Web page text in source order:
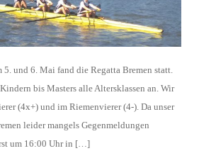
5. und 6. Mai fand die Regatta Bremen statt.
bis Masters alle Altersklassen an. Wir
(4x+) und im Riemenvierer (4-). Da unser
leider mangels Gegenmeldungen
um 16:00 Uhr in […]